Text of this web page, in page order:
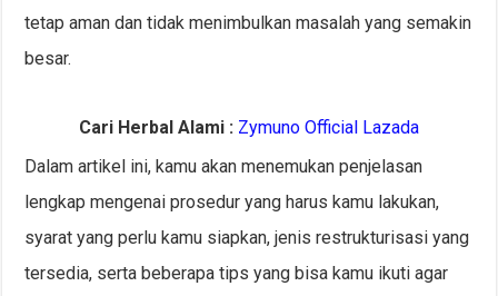
tetap aman dan tidak menimbulkan masalah yang semakin
besar.
Cari Herbal Alami : Zymuno Official Lazada
Dalam artikel ini, kamu akan menemukan penjelasan
lengkap mengenai prosedur yang harus kamu lakukan,
syarat yang perlu kamu siapkan, jenis restrukturisasi yang
tersedia, serta beberapa tips yang bisa kamu ikuti agar